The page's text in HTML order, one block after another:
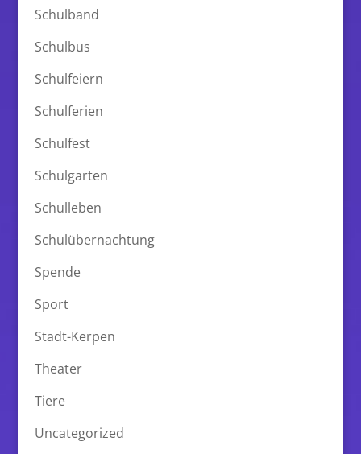
Schulband
Schulbus
Schulfeiern
Schulferien
Schulfest
Schulgarten
Schulleben
Schulübernachtung
Spende
Sport
Stadt-Kerpen
Theater
Tiere
Uncategorized